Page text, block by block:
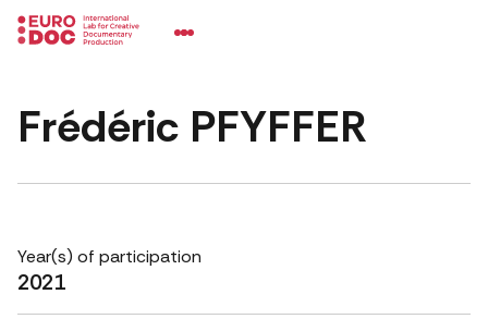
Frédéric PFYFFER
Year(s) of participation
2021